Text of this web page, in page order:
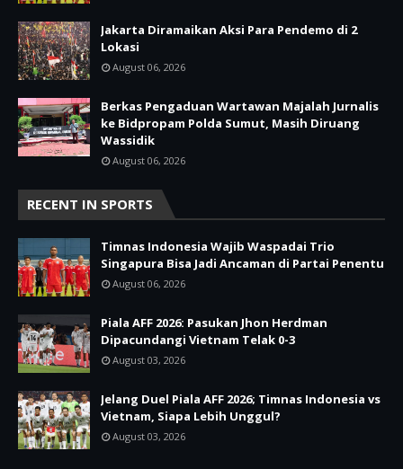
Jakarta Diramaikan Aksi Para Pendemo di 2
Lokasi
August 06, 2026
Berkas Pengaduan Wartawan Majalah Jurnalis
ke Bidpropam Polda Sumut, Masih Diruang
Wassidik
August 06, 2026
RECENT IN SPORTS
Timnas Indonesia Wajib Waspadai Trio
Singapura Bisa Jadi Ancaman di Partai Penentu
August 06, 2026
Piala AFF 2026: Pasukan Jhon Herdman
Dipacundangi Vietnam Telak 0-3
August 03, 2026
Jelang Duel Piala AFF 2026; Timnas Indonesia vs
Vietnam, Siapa Lebih Unggul?
August 03, 2026